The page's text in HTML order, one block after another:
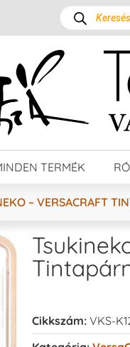
TERMÉK
– VERSACRAFT
Cikkszám: VKS-